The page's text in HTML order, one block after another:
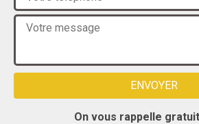
On vous rappelle